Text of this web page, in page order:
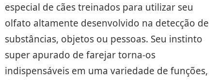
especial de cães treinados para utilizar seu
olfato altamente desenvolvido na detecção de
substâncias, objetos ou pessoas. Seu instinto
super apurado de farejar torna-os
indispensáveis em uma variedade de funções,